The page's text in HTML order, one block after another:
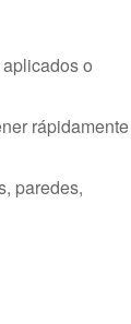
o
rápidamente
paredes,